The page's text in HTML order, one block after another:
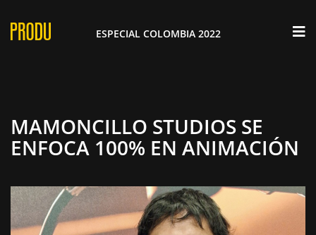
ESPECIAL COLOMBIA 2022
MAMONCILLO STUDIOS SE
ENFOCA 100% EN ANIMACIÓN